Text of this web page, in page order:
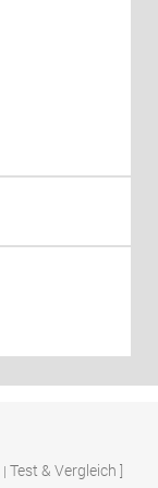
| Test & Vergleich ]